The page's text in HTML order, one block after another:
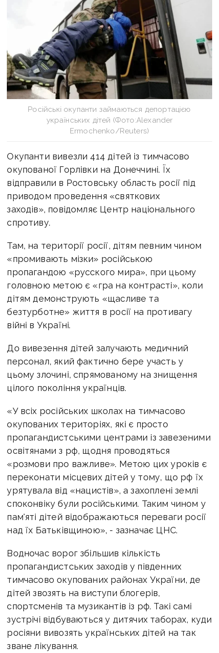
Російські окупанти займаються депортацією
українських дітей (Фото:Alexander
Ermochenko/Reuters)
Окупанти вивезли 414 дітей із тимчасово
окупованої Горлівки на Донеччині. Їх
відправили в Ростовську область росії під
приводом проведення «святкових
заходів», повідомляє Центр національного
спротиву.
Там, на території росії, дітям певним чином
«промивають мізки» російською
пропагандою «русского мира», при цьому
головною метою є «гра на контрасті», коли
дітям демонструють «щасливе та
безтурботне» життя в росії на противагу
війні в Україні.
До вивезення дітей залучають медичний
персонал, який фактично бере участь у
цьому злочині, спрямованому на знищення
цілого покоління українців.
«У всіх російських школах на тимчасово
окупованих територіях, які є просто
пропагандистськими центрами із завезеними
освітянами з рф, щодня проводяться
«розмови про важливе». Метою цих уроків є
переконати місцевих дітей у тому, що рф їх
урятувала від «нацистів», а захоплені землі
споконвіку були російськими. Таким чином у
пам'яті дітей відображаються переваги росії
над їх Батьківщиною», - зазначає ЦНС.
Водночас ворог збільшив кількість
пропагандистських заходів у південних
тимчасово окупованих районах України, де
дітей звозять на виступи блогерів,
спортсменів та музикантів із рф. Такі самі
зустрічі відбуваються у дитячих таборах, куди
росіяни вивозять українських дітей на так
зване лікування.